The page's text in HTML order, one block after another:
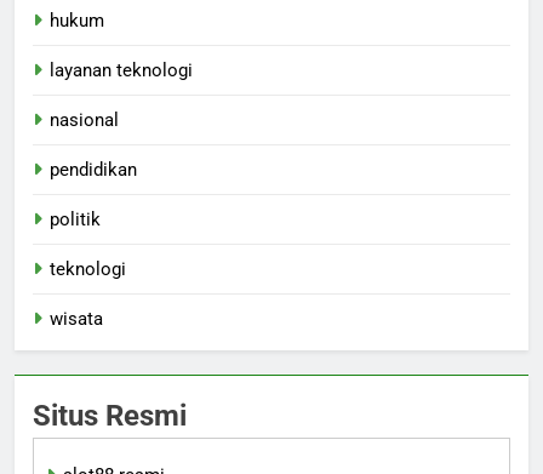
hukum
layanan teknologi
nasional
pendidikan
politik
teknologi
wisata
Situs Resmi